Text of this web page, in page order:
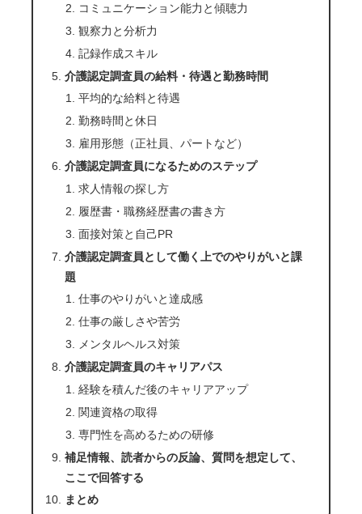
コミュニケーション能力と傾聴力
観察力と分析力
記録作成スキル
介護認定調査員の給料・待遇と勤務時間
平均的な給料と待遇
勤務時間と休日
雇用形態（正社員、パートなど）
介護認定調査員になるためのステップ
求人情報の探し方
履歴書・職務経歴書の書き方
面接対策と自己PR
介護認定調査員として働く上でのやりがいと課
題
仕事のやりがいと達成感
仕事の厳しさや苦労
メンタルヘルス対策
介護認定調査員のキャリアパス
経験を積んだ後のキャリアアップ
関連資格の取得
専門性を高めるための研修
補足情報、読者からの反論、質問を想定して、
ここで回答する
まとめ